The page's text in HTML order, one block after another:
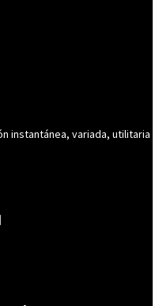
instantánea, variada, utilitaria